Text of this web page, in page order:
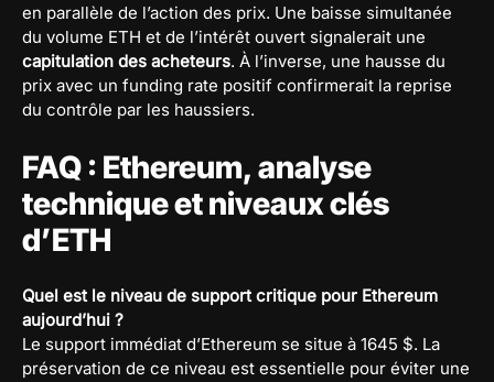
en parallèle de l’action des prix. Une baisse simultanée
du volume ETH et de l’intérêt ouvert signalerait une
capitulation des acheteurs. À l’inverse, une hausse du
prix avec un funding rate positif confirmerait la reprise
du contrôle par les haussiers.
FAQ : Ethereum, analyse
technique et niveaux clés
d’ETH
Quel est le niveau de support critique pour Ethereum
aujourd’hui ?
Le support immédiat d’Ethereum se situe à 1645 $. La
préservation de ce niveau est essentielle pour éviter une